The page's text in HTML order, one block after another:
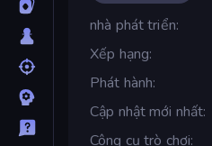
nhà phát triển
Xếp hạng
Phát hành
Cập nhật mới nhất
Công cụ trò chơi